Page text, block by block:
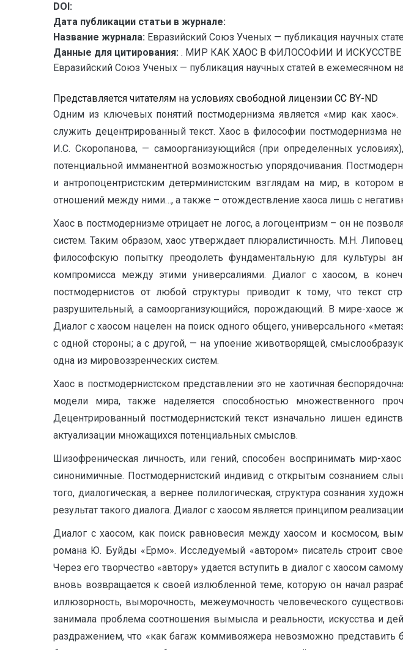
DOI:
Дата публикации статьи в журнале:
Название журнала: Евразийский Союз Ученых — публикация научных
Данные для цитирования: . МИР КАК ХАОС В ФИЛОСОФИИ И
Евразийский Союз Ученых — публикация научных статей в ежемесячном
Представляется читателям на условиях свободной лицензии CC BY-ND
Одним из ключевых понятий постмодернизма является «мир как
служить децентрированный текст. Хаос в философии постмодернизма
И.С. Скоропанова, — самоорганизующийся (при определенных
потенциальной имманентной возможностью упорядочивания.
и антропоцентристским детерминистским взглядам на мир, в
отношений между ними…, а также – отождествление хаоса лишь с
Хаос в постмодернизме отрицает не логос, а логоцентризм – он не
систем. Таким образом, хаос утверждает плюралистичность. М.Н.
философскую попытку преодолеть фундаментальную для культуры
компромисса между этими универсалиями. Диалог с хаосом, в
постмодернистов от любой структуры приводит к тому, что текст
разрушительный, а самоорганизующийся, порождающий. В мире-хаосе
Диалог с хаосом нацелен на поиск одного общего, универсального
с одной стороны; а с другой, — на упоение животворящей,
одна из мировоззренческих систем.
Хаос в постмодернистском представлении это не хаотичная
модели мира, также наделяется способностью множественного
Децентрированный постмодернистский текст изначально лишен
актуализации множащихся потенциальных смыслов.
Шизофреническая личность, или гений, способен воспринимать мир-
синонимичные. Постмодернистский индивид с открытым сознанием
того, диалогическая, а вернее полилогическая, структура сознания
результат такого диалога. Диалог с хаосом является принципом
Диалог с хаосом, как поиск равновесия между хаосом и космосом,
романа Ю. Буйды «Ермо». Исследуемый «автором» писатель строит
Через его творчество «автору» удается вступить в диалог с хаосом
вновь возвращается к своей излюбленной теме, которую он начал
иллюзорность, выморочность, межеумочность человеческого
занимала проблема соотношения вымысла и реальности, искусства и
раздражением, что «как багаж коммивояжера невозможно